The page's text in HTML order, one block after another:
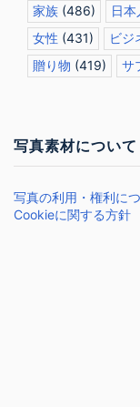
家族 (486) 日本
女性 (431) ビジ
贈り物 (419) サ
写真素材について
写真の利用・権利に
Cookieに関する方針